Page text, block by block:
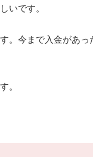
いです。
。今まで入金があっ
。